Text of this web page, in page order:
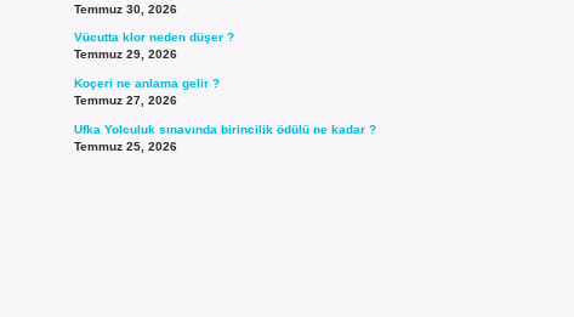
Temmuz 30, 2026
Vücutta klor neden düşer ?
Temmuz 29, 2026
Koçeri ne anlama gelir ?
Temmuz 27, 2026
Ufka Yolculuk sınavında birincilik ödülü ne kadar ?
Temmuz 25, 2026